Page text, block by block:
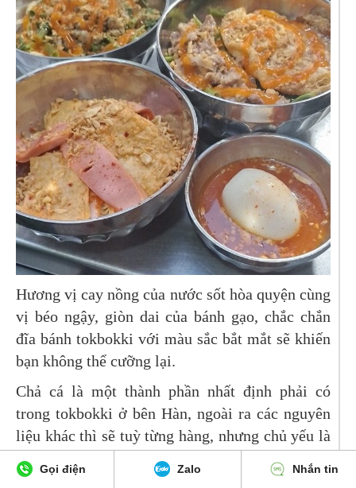
Hương vị cay nồng của nước sốt hòa quyện cùng
vị béo ngậy, giòn dai của bánh gạo, chắc chắn
đĩa bánh tokbokki với màu sắc bắt mắt sẽ khiến
bạn không thể cưỡng lại.
Chả cá là một thành phần nhất định phải có
trong tokbokki ở bên Hàn, ngoài ra các nguyên
liệu khác thì sẽ tuỳ từng hàng, nhưng chủ yếu là
luôn phải có bánh gạo và chả cá.
Gọi điện Zalo Nhắn tin